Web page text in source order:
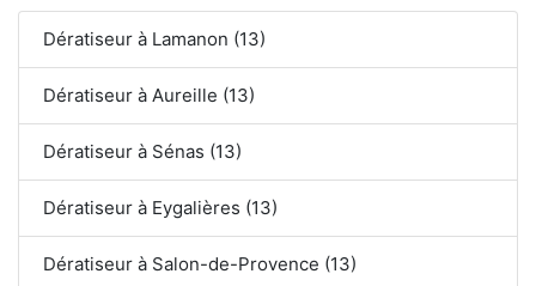
Dératiseur à Lamanon (13)
Dératiseur à Aureille (13)
Dératiseur à Sénas (13)
Dératiseur à Eygalières (13)
Dératiseur à Salon-de-Provence (13)